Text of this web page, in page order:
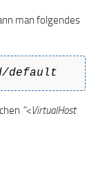
man folgendes
default
“<VirtualHost